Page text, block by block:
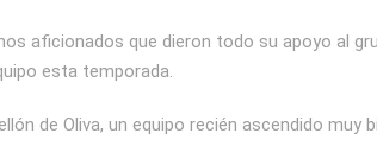
aficionados que dieron todo su apoyo al
esta temporada.
de Oliva, un equipo recién ascendido muy